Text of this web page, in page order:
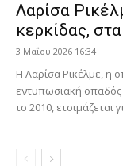
Λαρίσα
κερκίδας,
3 Μαΐου 2026 16:34
Η Λαρίσα Ρικέλμε, η
εντυπωσιακή οπαδός
το 2010, ετοιμάζεται